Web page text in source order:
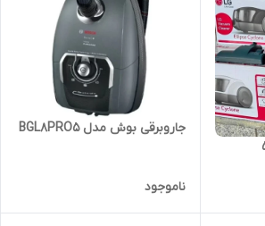
جاروبرقی بوش مدل BGL8PRO5
ناموجود